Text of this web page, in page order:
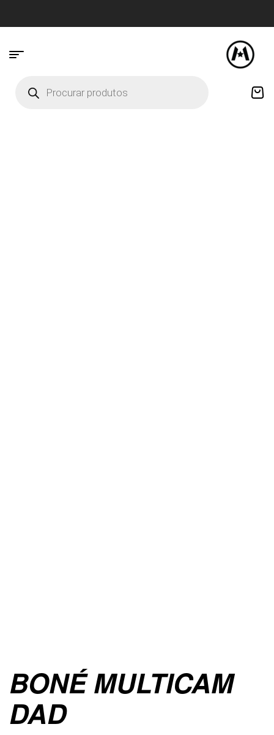
BONÉ MULTICAM
DAD